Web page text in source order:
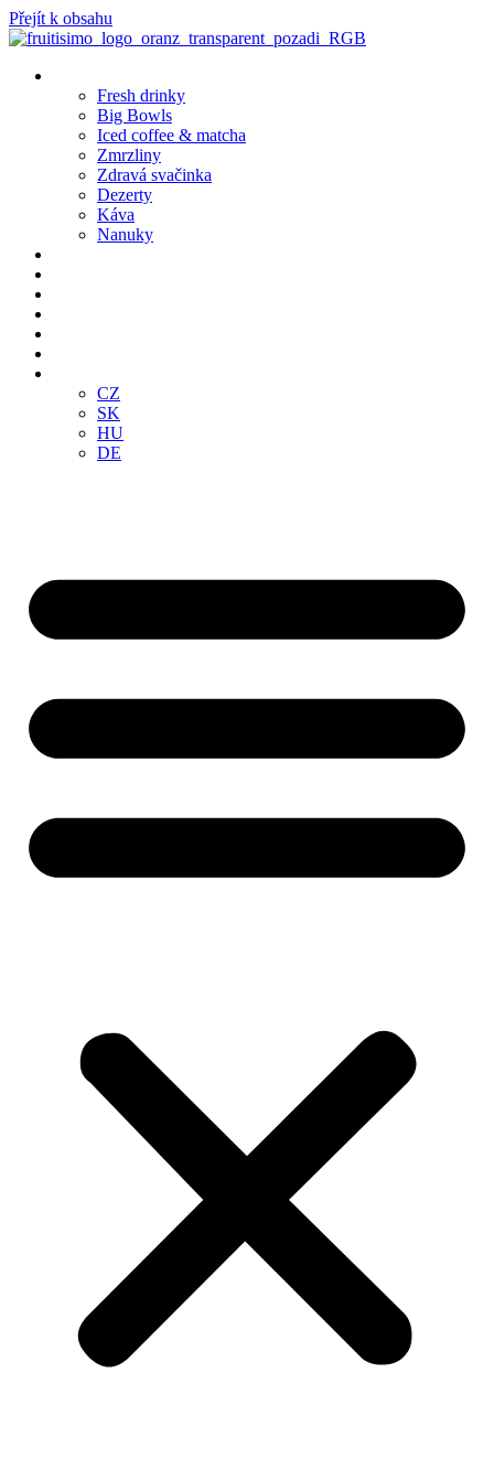
Přejít k obsahu
Fresh drinky
Big Bowls
Iced coffee & matcha
Zmrzliny
Zdravá svačinka
Dezerty
Káva
Nanuky
CZ
SK
HU
DE